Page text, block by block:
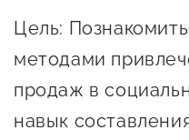
Истории успеха
Мероприятия
Новости
Онлайн-витрина
Цель:
методами
продаж в
навык